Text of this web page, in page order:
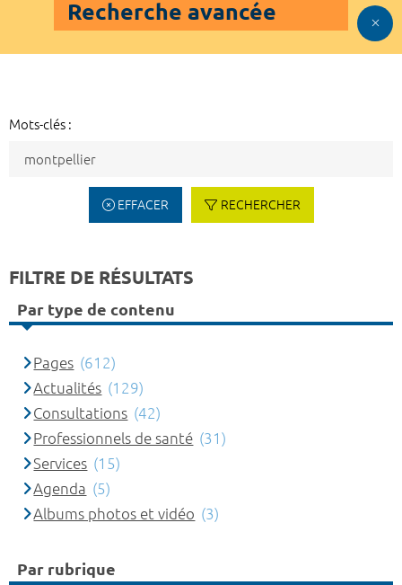
Recherche avancée
Mots-clés :
EFFACER RECHERCHER
FILTRE DE RÉSULTATS
Par type de contenu
Pages (612)
Actualités (129)
Consultations (42)
Professionnels de santé (31)
Services (15)
Agenda (5)
Albums photos et vidéo (3)
Par rubrique